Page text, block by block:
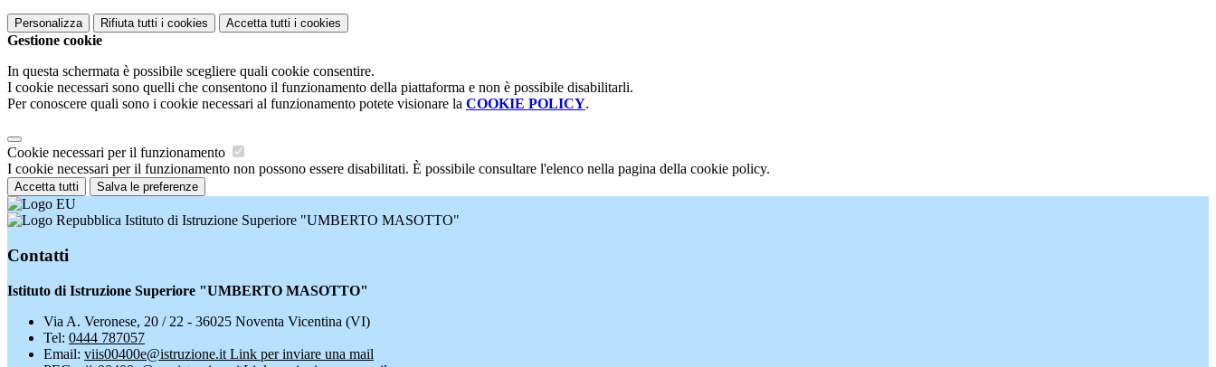
Personalizza Rifiuta tutti i cookies Accetta tutti i cookies
Gestione cookie
In questa schermata è possibile scegliere quali cookie consentire.
I cookie necessari sono quelli che consentono il funzionamento della piattaforma e non è possibile disabilitarli.
Per conoscere quali sono i cookie necessari al funzionamento potete visionare la COOKIE POLICY.
Cookie necessari per il funzionamento
I cookie necessari per il funzionamento non possono essere disabilitati. È possibile consultare l'elenco nella pagina della cookie policy.
Accetta tutti Salva le preferenze
Istituto di Istruzione Superiore "UMBERTO MASOTTO"
Contatti
Istituto di Istruzione Superiore "UMBERTO MASOTTO"
Via A. Veronese, 20 / 22 - 36025 Noventa Vicentina (VI)
Tel: 0444 787057
Email: viis00400e@istruzione.it Link per inviare una mail